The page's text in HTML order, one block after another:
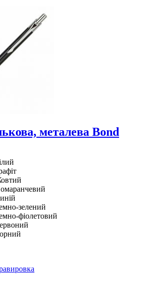
металева Bond